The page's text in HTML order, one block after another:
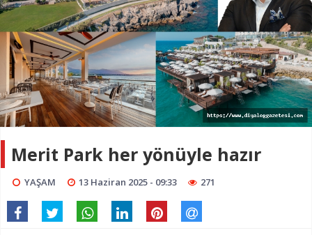
Merit Park her yönüyle hazır
YAŞAM 13 Haziran 2025 - 09:33 271